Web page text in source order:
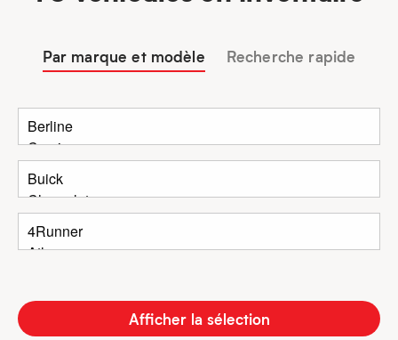
Par marque et modèle Recherche rapide
Afficher la sélection